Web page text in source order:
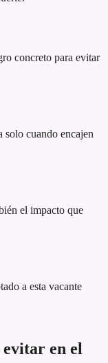
concreto para evitar
solo cuando encajen
el impacto que
a esta vacante
evitar en el